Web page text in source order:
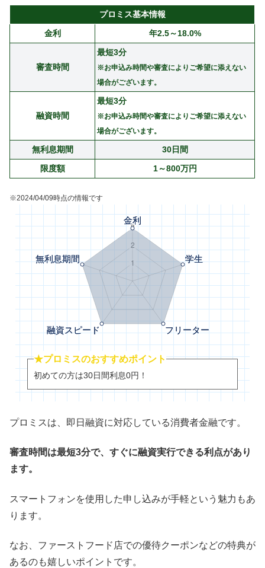
プロミス基本情報
金利
年2.5～18.0%
審査時間
最短3分
※お申込み時間や審査によりご希望に添えない
場合がございます。
融資時間
最短3分
※お申込み時間や審査によりご希望に添えない
場合がございます。
無利息期間
30日間
限度額
1～800万円
※2024/04/09時点の情報です
★プロミスのおすすめポイント
初めての方は30日間利息0円！
プロミスは、即日融資に対応している消費者金融です。
審査時間は最短3分で、すぐに融資実行できる利点があり
ます。
スマートフォンを使用した申し込みが手軽という魅力もあ
ります。
なお、ファーストフード店での優待クーポンなどの特典が
あるのも嬉しいポイントです。